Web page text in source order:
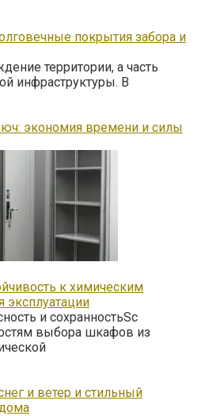
покрытия забора и
территории, а часть
инфраструктуры. В
экономия времени и силы
к химическим
эксплуатации
и сохранностьSc
выбора шкафов из
и ветер и стильный